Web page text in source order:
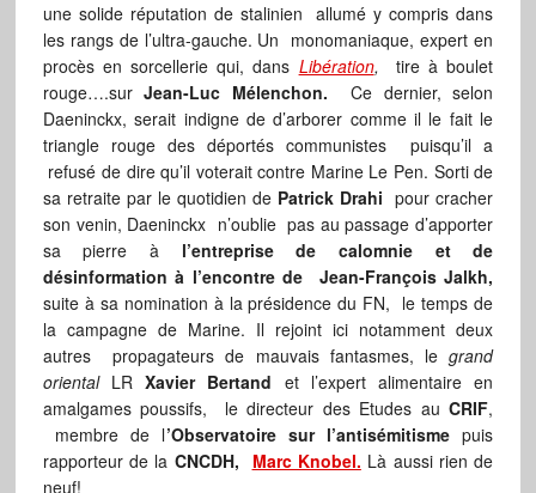
une solide réputation de stalinien allumé y compris dans
les rangs de l’ultra-gauche. Un monomaniaque, expert en
procès en sorcellerie qui, dans Libération,
tire à boulet
rouge….surJean-Luc Mélenchon.
Ce dernier, selon
Daeninckx, serait indigne de d’arborer comme il le fait le
triangle rouge des déportés communistes puisqu’il a
refusé de dire qu’il voterait contre Marine Le Pen. Sorti de
sa retraite par le quotidien de Patrick Drahi pour cracher
son venin, Daeninckx n’oublie pas au passage d’apporter
sa pierre à l’entreprise de calomnie et de
désinformation à l’encontre de Jean-François Jalkh,
suite à sa nomination à la présidence du FN, le temps de
la campagne de Marine. Il rejoint ici notamment deux
autres propagateurs de mauvais fantasmes, legrand
orientalLRXavier Bertand et l’expert alimentaire en
amalgames poussifs, le directeur des Etudes au CRIF,
membre de l’Observatoire sur l’antisémitismepuis
rapporteur de la CNCDH, Marc Knobel. Là aussi rien de
neuf!